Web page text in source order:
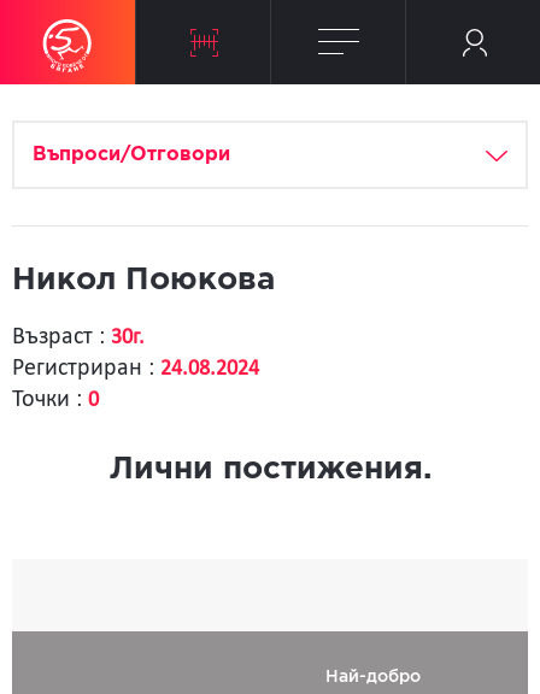
Въпроси/Отговори
Никол Поюкова
Възраст : 30г.
Регистриран : 24.08.2024
Точки : 0
Лични постижения.
Най-добро